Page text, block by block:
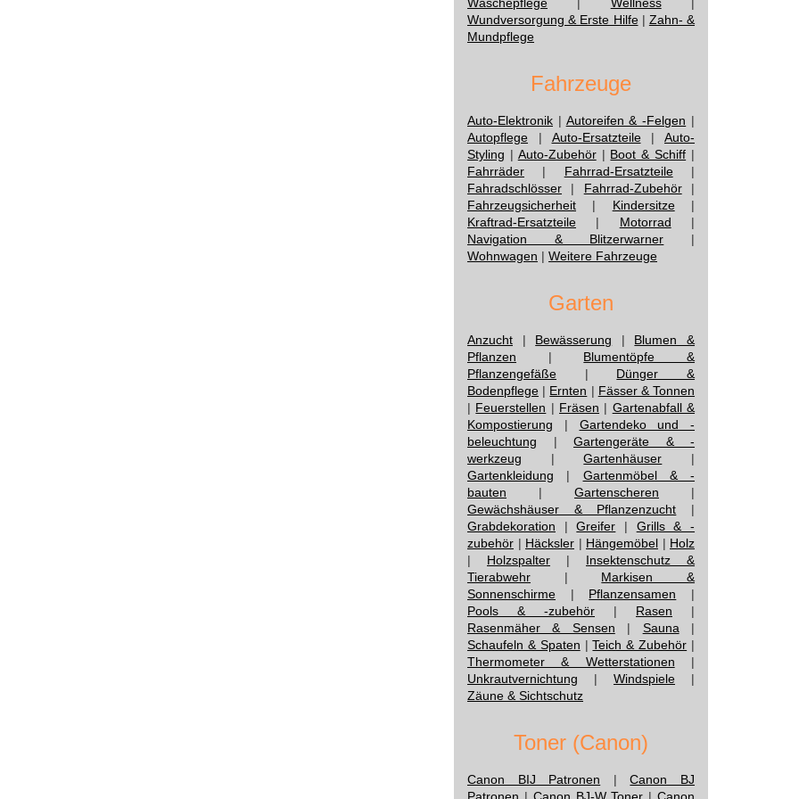
Wundversorgung & Erste Hilfe| Zahn- &
Mundpflege
Fahrzeuge
Auto-Elektronik | Autoreifen & -Felgen |
Autopflege | Auto-Ersatzteile| Auto-
Styling | Auto-Zubehör| Boot & Schiff |
Fahrräder | Fahrrad-Ersatzteile|
Fahradschlösser | Fahrrad-Zubehör|
Fahrzeugsicherheit | Kindersitze|
Kraftrad-Ersatzteile | Motorrad |
Navigation & Blitzerwarner |
Wohnwagen | Weitere Fahrzeuge
Garten
Anzucht | Bewässerung | Blumen &
Pflanzen | Blumentöpfe &
Pflanzengefäße | Dünger &
Bodenpflege | Ernten | Fässer & Tonnen
| Feuerstellen | Fräsen | Gartenabfall &
Kompostierung | Gartendeko und -
beleuchtung | Gartengeräte & -
werkzeug |Gartenhäuser |
Gartenkleidung | Gartenmöbel & -
bauten | Gartenscheren |
Gewächshäuser & Pflanzenzucht |
Grabdekoration |Greifer | Grills & -
zubehör | Häcksler | Hängemöbel | Holz
| Holzspalter | Insektenschutz &
Tierabwehr | Markisen &
Sonnenschirme | Pflanzensamen |
Pools & -zubehör | Rasen |
Rasenmäher & Sensen | Sauna |
Schaufeln & Spaten |Teich & Zubehör |
Thermometer & Wetterstationen |
Unkrautvernichtung | Windspiele |
Zäune & Sichtschutz
Toner (Canon)
Canon BIJ Patronen |Canon BJ